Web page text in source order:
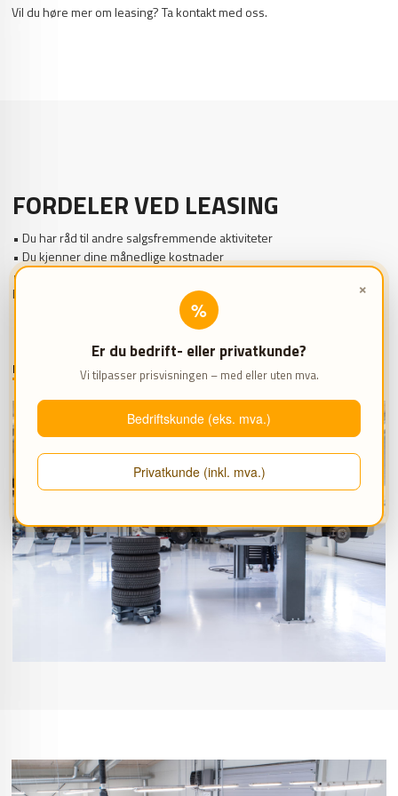
×
%
Er du bedrift- eller privatkunde?
Vi tilpasser prisvisningen – med eller uten mva.
Bedriftskunde (eks. mva.)
Privatkunde (inkl. mva.)
Vil du høre mer om leasing? Ta kontakt med oss.
FORDELER VED LEASING
• Du har råd til andre salgsfremmende aktiviteter
• Du kjenner dine månedlige kostnader
• Mulighet for å få det nyeste utstyret og dermed unngå tidkrevende
havari og kostbare reparasjoner
• Mulighet for å gjøre drømmeverkstedet til virkelighet
KONTAKT OSS FOR TILBUD PÅ LEASING